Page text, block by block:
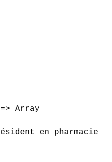
Array
en pharmacie